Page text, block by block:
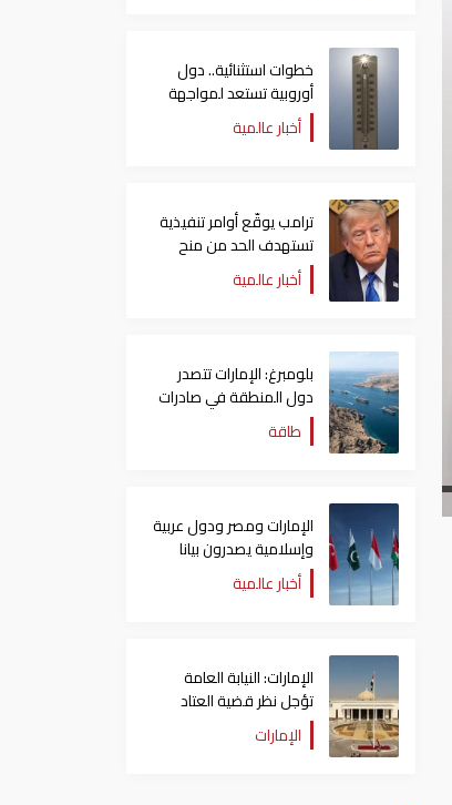
خطوات استثنائية.. دول
أوروبية تستعد لمواجهة
موجة حر غير مسبوقة
أخبار عالمية
ترامب يوقّع أوامر تنفيذية
تستهدف الحد من منح
الجنسية الأمريكية بالولادة
أخبار عالمية
بلومبرغ: الإمارات تتصدر
دول المنطقة في صادرات
النفط عبر مضيق هرمز
طاقة
الإمارات ومصر ودول عربية
وإسلامية يصدرون بيانا
مشتركا بشأن الانتهاكات
الإسرائيلية في غزة
أخبار عالمية
الإمارات: النيابة العامة
تؤجل نظر قضية العتاد
العسكري للسودان
الإمارات